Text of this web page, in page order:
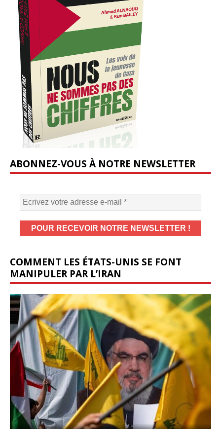
ABONNEZ-VOUS À NOTRE NEWSLETTER
COMMENT LES ÉTATS-UNIS SE FONT
MANIPULER PAR L’IRAN